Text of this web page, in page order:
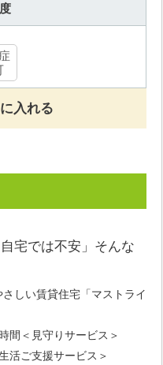
入れる
宅では不安」そんな
しい賃貸住宅「マストライ
間＜見守りサービス＞
活ご支援サービス＞